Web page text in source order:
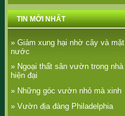
TIN MỚI NHẤT
» Giảm xung hại nhờ cây và mặt
nước
» Ngoại thất sân vườn trong nhà
hiện đại
» Những góc vườn nhỏ mà xinh
» Vườn địa đàng Philadelphia